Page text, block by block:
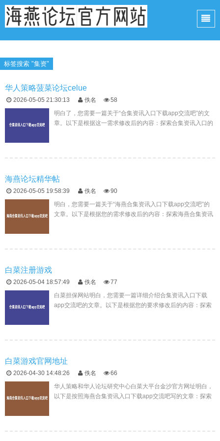
标签搜索 "集资"
华人策略菠菜论坛celue
2026-05-05 21:30:13 佚名
58
明白了，您需要一篇关于“合集资讯入口下载app交流吧”的文
章。以下是根据这一需求修改后的内容：探索合集资讯入口的
海燕论坛精华帖
2026-05-05 19:58:39 佚名
90
明白，您需要一篇关于“海燕合集资讯入口下载app交流吧”的
文章。以下是根据您的需求修改后的内容：探索海燕合集资讯
白菜注册游戏
2026-05-04 18:57:49 佚名
77
白菜担保网站明白，您需要一篇详细介绍合集资讯入口下载
app交流吧的文章。以下是根据您的要求修改后的内容：探索
白菜游戏官网地址
2026-04-30 14:48:26 佚名
66
华人策略和华人论坛研究中心白菜大平台金沙官方网址明白，
以下是按照海燕合集资讯入口下载app交流吧写的文章：探索